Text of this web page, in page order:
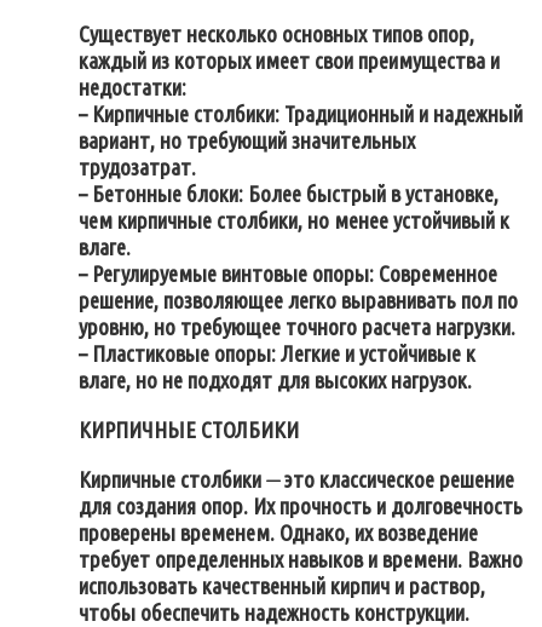
Существует несколько основных типов опор,
каждый из которых имеет свои преимущества и
недостатки:
– Кирпичные столбики: Традиционный и надежный
вариант, но требующий значительных
трудозатрат.
– Бетонные блоки: Более быстрый в установке,
чем кирпичные столбики, но менее устойчивый к
влаге.
– Регулируемые винтовые опоры: Современное
решение, позволяющее легко выравнивать пол по
уровню, но требующее точного расчета нагрузки.
– Пластиковые опоры: Легкие и устойчивые к
влаге, но не подходят для высоких нагрузок.
КИРПИЧНЫЕ СТОЛБИКИ
Кирпичные столбики ⏤ это классическое решение
для создания опор. Их прочность и долговечность
проверены временем. Однако, их возведение
требует определенных навыков и времени. Важно
использовать качественный кирпич и раствор,
чтобы обеспечить надежность конструкции.